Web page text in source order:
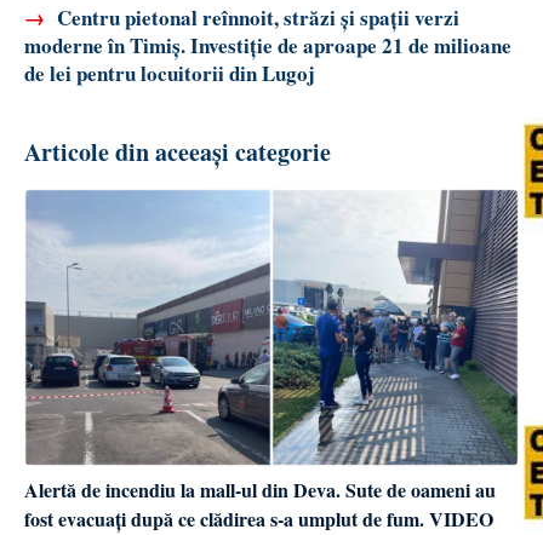
→ Centru pietonal reînnoit, străzi și spații verzi
moderne în Timiș. Investiție de aproape 21 de milioane
de lei pentru locuitorii din Lugoj
Articole din aceeași categorie
Alertă de incendiu la mall-ul din Deva. Sute de oameni au
fost evacuați după ce clădirea s-a umplut de fum. VIDEO